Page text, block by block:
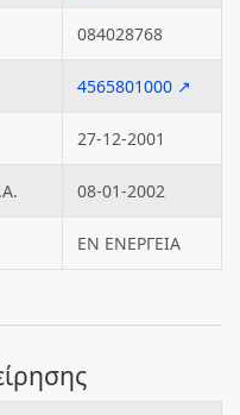
084028768
4565801000 ↗
27-12-2001
08-01-2002
ΕΝ ΕΝΕΡΓΕΙΑ